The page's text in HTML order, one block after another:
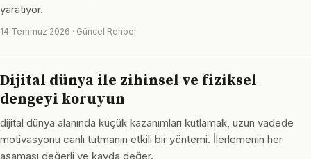
yaratıyor.
14 Temmuz 2026 · Güncel Rehber
Dijital dünya ile zihinsel ve fiziksel
dengeyi koruyun
dijital dünya alanında küçük kazanımları kutlamak, uzun vadede
motivasyonu canlı tutmanın etkili bir yöntemi. İlerlemenin her
aşaması değerli ve kayda değer.